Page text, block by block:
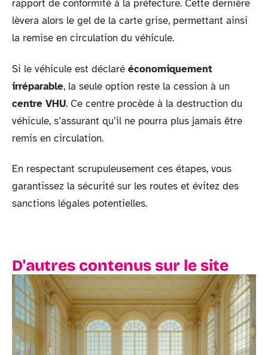
rapport de conformité à la préfecture. Cette dernière
lèvera alors le gel de la carte grise, permettant ainsi
la remise en circulation du véhicule.
Si le véhicule est déclaré économiquement
irréparable, la seule option reste la cession à un
centre VHU. Ce centre procède à la destruction du
véhicule, s’assurant qu’il ne pourra plus jamais être
remis en circulation.
En respectant scrupuleusement ces étapes, vous
garantissez la sécurité sur les routes et évitez des
sanctions légales potentielles.
D'autres contenus sur le site